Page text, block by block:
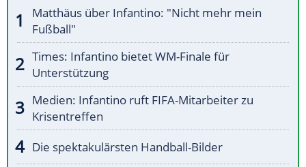
Matthäus über Infantino: "Nicht mehr mein
Fußball"
Times: Infantino bietet WM-Finale für
Unterstützung
Medien: Infantino ruft FIFA-Mitarbeiter zu
Krisentreffen
Die spektakulärsten Handball-Bilder